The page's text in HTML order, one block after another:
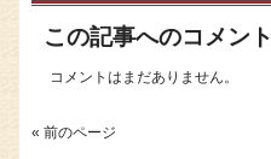
この記事へのコメント
コメントはまだありません。
« 前のページ